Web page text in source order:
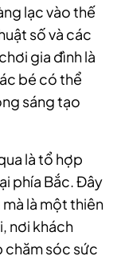
lạc vào thế
số và các
gia đình là
bé có thể
sáng tạo
là tổ hợp
phía Bắc. Đây
là một thiên
nơi khách
chăm sóc sức